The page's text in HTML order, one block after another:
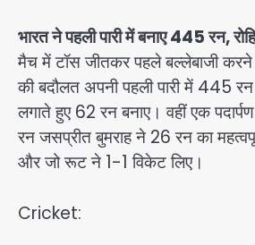
भारत ने पहली पारी में बनाए 445 रन,
मैच में टॉस जीतकर पहले बल्लेबाजी करने
की बदौलत अपनी पहली पारी में 445
लगाते हुए 62 रन बनाए। वहीं एक
रन जसप्रीत बुमराह ने 26 रन का
और जो रूट ने 1-1 विकेट लिए।
Cricket: